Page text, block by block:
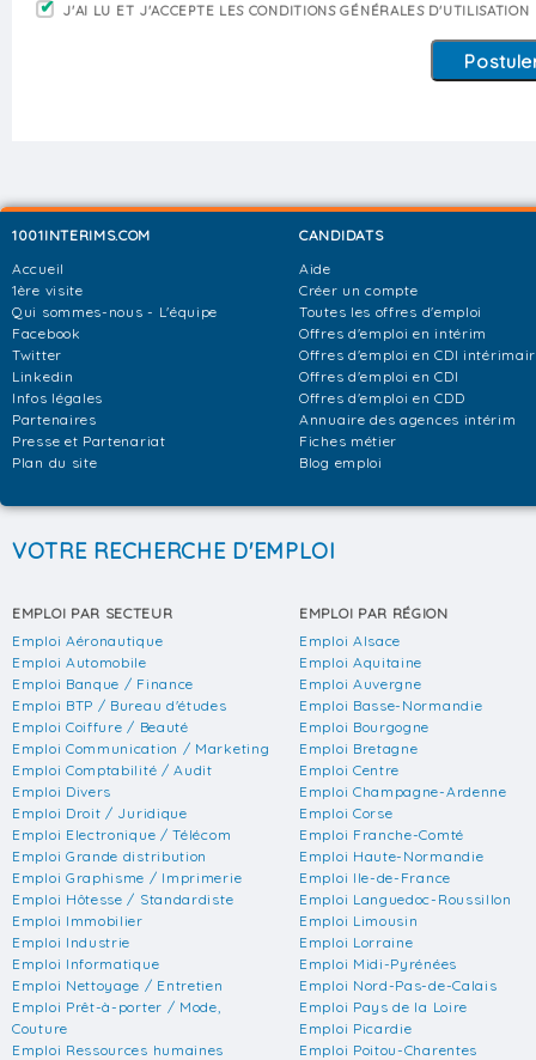
J'AI LU ET J'ACCEPTE LES CONDITIONS GÉNÉRALES D'UTILISATION
1001INTERIMS.COM
Accueil
1ère visite
Qui sommes-nous - L'équipe
Facebook
Twitter
Linkedin
Infos légales
Partenaires
Presse et Partenariat
Plan du site
CANDIDATS
Aide
Créer un compte
Toutes les offres d'emploi
Offres d'emploi en intérim
Offres d'emploi en CDI
Offres d'emploi en CDI
Offres d'emploi en CDD
Annuaire des agences intérim
Fiches métier
Blog emploi
VOTRE RECHERCHE D'EMPLOI
EMPLOI PAR SECTEUR
Emploi Aéronautique
Emploi Automobile
Emploi Banque / Finance
Emploi BTP / Bureau d'études
Emploi Coiffure / Beauté
Emploi Communication / Marketing
Emploi Comptabilité / Audit
Emploi Divers
Emploi Droit / Juridique
Emploi Electronique / Télécom
Emploi Grande distribution
Emploi Graphisme / Imprimerie
Emploi Hôtesse / Standardiste
Emploi Immobilier
Emploi Industrie
Emploi Informatique
Emploi Nettoyage / Entretien
Emploi Prêt-à-porter / Mode,
Couture
Emploi Ressources humaines
EMPLOI PAR RÉGION
Emploi Alsace
Emploi Aquitaine
Emploi Auvergne
Emploi Basse-Normandie
Emploi Bourgogne
Emploi Bretagne
Emploi Centre
Emploi Champagne-Ardenne
Emploi Corse
Emploi Franche-Comté
Emploi Haute-Normandie
Emploi Ile-de-France
Emploi Languedoc-Roussillon
Emploi Limousin
Emploi Lorraine
Emploi Midi-Pyrénées
Emploi Nord-Pas-de-Calais
Emploi Pays de la Loire
Emploi Picardie
Emploi Poitou-Charentes